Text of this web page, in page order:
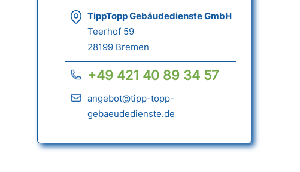
TippTopp Gebäudedienste GmbH
Teerhof 59
28199 Bremen
+49 421 40 89 34 57
angebot@tipp-topp-
gebaeudedienste.de